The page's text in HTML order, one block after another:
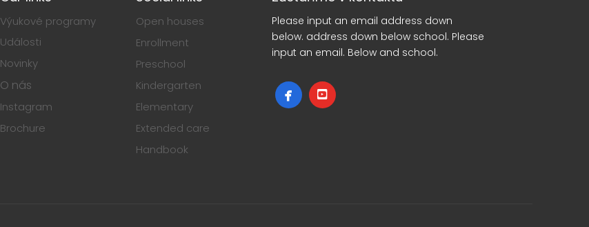
Výukové programy
Události
Novinky
O nás
Instagram
Brochure
Open houses
Enrollment
Preschool
Kindergarten
Elementary
Extended care
Handbook
Please input an email address down
below. address down below school. Please
input an email. Below and school.